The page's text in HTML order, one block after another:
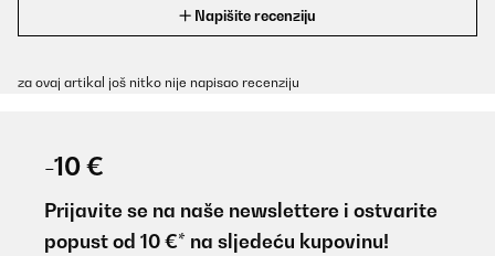
Napišite recenziju
za ovaj artikal još nitko nije napisao recenziju
-10 €
Prijavite se na naše newslettere i ostvarite
popust od 10 €* na sljedeću kupovinu!